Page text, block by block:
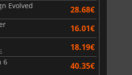
Evolved 28.68€
16.01€
18.19€
6 40.35€